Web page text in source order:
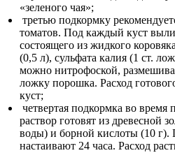
«зеленого чая»;
третью подкормку
томатов. Под каждый куст
состоящего из жидкого
(0,5 л), сульфата калия (1 ст.
можно нитрофоской,
ложку порошка. Расход
куст;
четвертая подкормка во время
раствор готовят из древесной
воды) и борной кислоты (10 г).
настаивают 24 часа. Расход